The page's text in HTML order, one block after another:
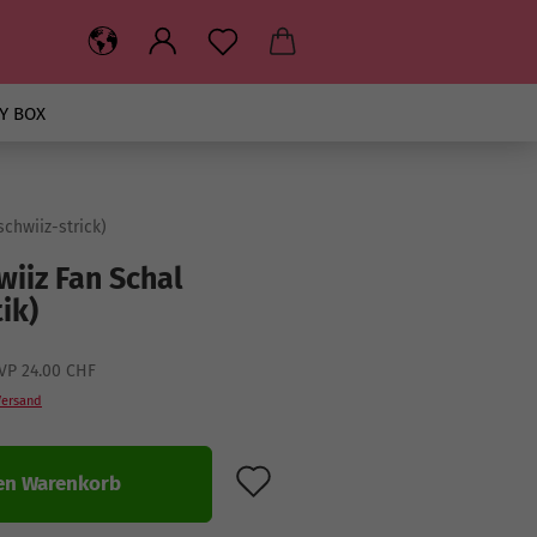
BOX
strick)
Fan Schal
24.00 CHF
Warenkorb